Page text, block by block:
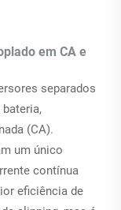
em CA e
separados
(CA).
um único
contínua
eficiência de